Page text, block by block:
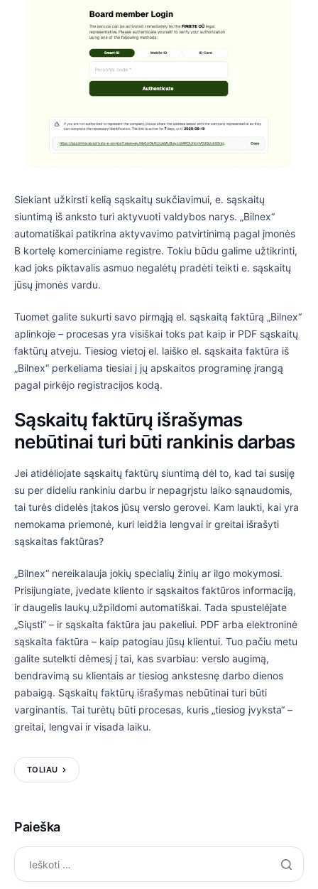
Siekiant užkirsti kelią sąskaitų sukčiavimui, e. sąskaitų
siuntimą iš anksto turi aktyvuoti valdybos narys. „Bilnex“
automatiškai patikrina aktyvavimo patvirtinimą pagal įmonės
B kortelę komerciniame registre. Tokiu būdu galime užtikrinti,
kad joks piktavalis asmuo negalėtų pradėti teikti e. sąskaitų
jūsų įmonės vardu.
Tuomet galite sukurti savo pirmąją el. sąskaitą faktūrą „Bilnex“
aplinkoje – procesas yra visiškai toks pat kaip ir PDF sąskaitų
faktūrų atveju. Tiesiog vietoj el. laiško el. sąskaita faktūra iš
„Bilnex“ perkeliama tiesiai į jų apskaitos programinę įrangą
pagal pirkėjo registracijos kodą.
Sąskaitų faktūrų išrašymas
nebūtinai turi būti rankinis darbas
Jei atidėliojate sąskaitų faktūrų siuntimą dėl to, kad tai susiję
su per dideliu rankiniu darbu ir nepagrįstu laiko sąnaudomis,
tai turės didelės įtakos jūsų verslo gerovei. Kam laukti, kai yra
nemokama priemonė, kuri leidžia lengvai ir greitai išrašyti
sąskaitas faktūras?
„Bilnex“ nereikalauja jokių specialių žinių ar ilgo mokymosi.
Prisijungiate, įvedate kliento ir sąskaitos faktūros informaciją,
ir daugelis laukų užpildomi automatiškai. Tada spustelėjate
„Siųsti“ – ir sąskaita faktūra jau pakeliui. PDF arba elektroninė
sąskaita faktūra – kaip patogiau jūsų klientui. Tuo pačiu metu
galite sutelkti dėmesį į tai, kas svarbiau: verslo augimą,
bendravimą su klientais ar tiesiog ankstesnę darbo dienos
pabaigą. Sąskaitų faktūrų išrašymas nebūtinai turi būti
varginantis. Tai turėtų būti procesas, kuris „tiesiog įvyksta“ –
greitai, lengvai ir visada laiku.
TOLIAU
Paieška